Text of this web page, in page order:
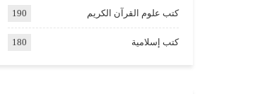
كتب علوم القرآن الكريم 190
كتب إسلامية 180